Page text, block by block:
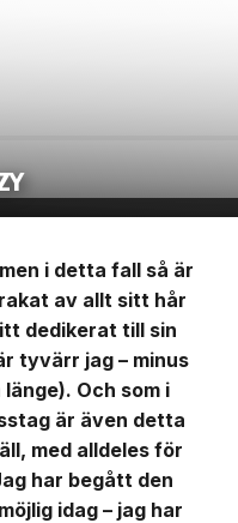
i detta fall så är
av allt sitt hår
dedikerat till sin
tyvärr jag – minus
Och som i
är även detta
med alldeles för
har begått den
idag – jag har